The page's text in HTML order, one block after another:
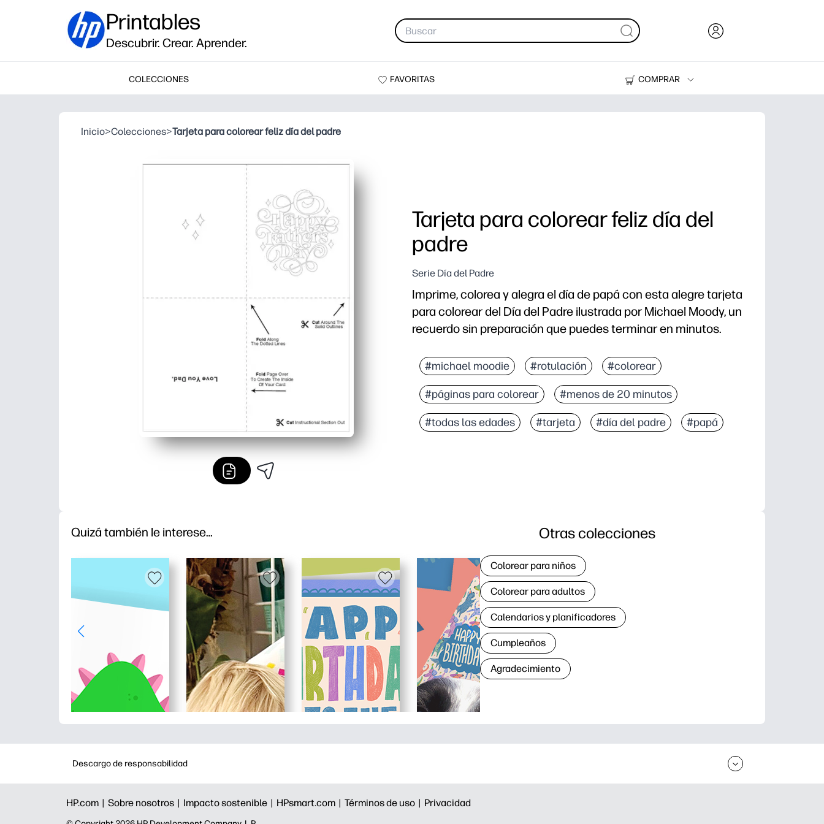
Printables
Descubrir. Crear. Aprender.
COLECCIONES FAVORITAS
COMPRAR
Impresoras
Inicio>Colecciones>Tarjeta para colorear feliz día del padre
Tarjeta para colorear feliz día del
padre
Serie Día del Padre
Imprime, colorea y alegra el día de papá con esta alegre tarjeta
para colorear del Día del Padre ilustrada por Michael Moody, un
recuerdo sin preparación que puedes terminar en minutos.
Comodidad de imprimir y llevar: solo colorea, pliega y regala.
Involucra a los niños de todas las edades con obras de arte atrevidas y
Perfecto para las aulas, el hogar o las celebraciones de última hora.
Fomenta la gratitud y la escritura a mano con espacio para una nota
#michael moodie #rotulación #colorear
#páginas para colorear #menos de 20 minutos
#todas las edades #tarjeta #día del padre #papá
Quizá también le interese… Otras colecciones
Colorear para niños
Colorear para adultos
Calendarios y planificadores
Cumpleaños
Agradecimiento
Descargo de responsabilidad
HP.com | Sobre nosotros | Impacto sostenible | HPsmart.com | Términos de uso | Privacidad